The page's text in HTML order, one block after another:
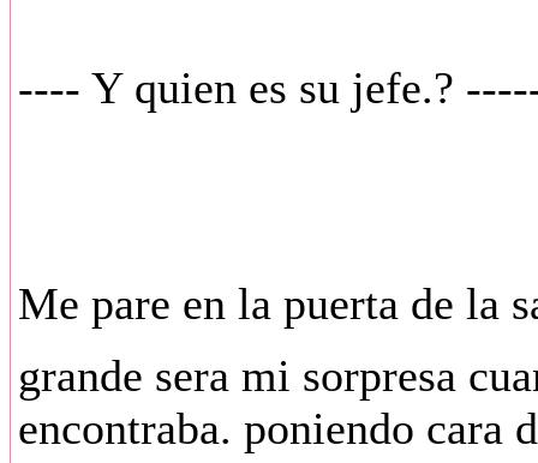
---- Y quien es su jefe.?
Me pare en la puerta de la
grande sera mi sorpresa
encontraba. poniendo cara